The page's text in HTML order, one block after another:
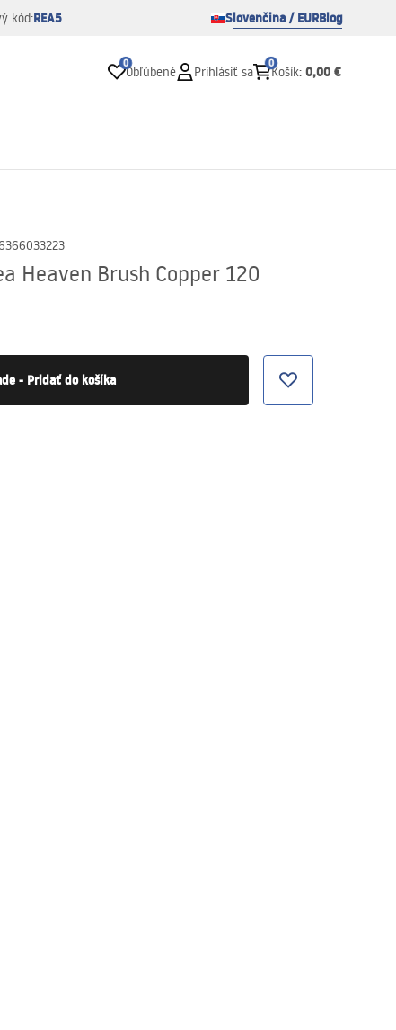
kód:REA5 Slovenčina / EURBlog
0
Obľúbené Prihlásiť sa
0
Košík: 0,00 €
Heaven Brush Copper 120
- Pridať do košíka